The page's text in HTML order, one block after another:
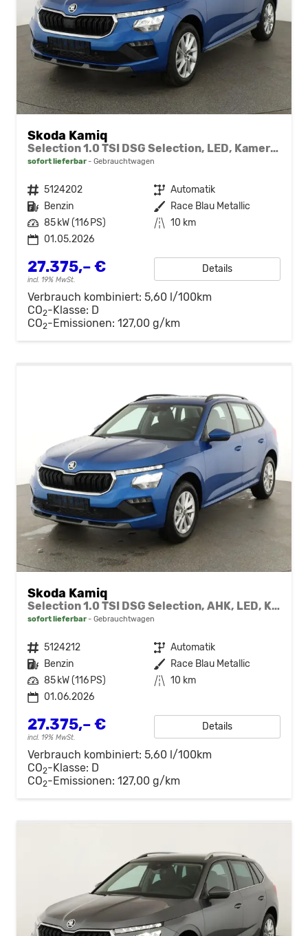
Skoda Kamiq
Selection 1.0 TSI DSG Selection, LED, Kamera, ACC, Side, Winter
sofort lieferbar Gebrauchtwagen
Fahrzeugnr. 5124202 Getriebe Automatik
Kraftstoff Benzin Außenfarbe Race Blau Metallic
Leistung 85 kW (116 PS) Kilometerstand 10 km
01.05.2026
27.375,– €
incl. 19% MwSt.
Details
Verbrauch kombiniert: 5,60 l/100km
CO2-Klasse: D
CO2-Emissionen: 127,00 g/km
Skoda Kamiq
Selection 1.0 TSI DSG Selection, AHK, LED, Kamera, Winter, 16-Zoll, 4 J.-Garantie
sofort lieferbar Gebrauchtwagen
Fahrzeugnr. 5124212 Getriebe Automatik
Kraftstoff Benzin Außenfarbe Race Blau Metallic
Leistung 85 kW (116 PS) Kilometerstand 10 km
01.06.2026
27.375,– €
incl. 19% MwSt.
Details
Verbrauch kombiniert: 5,60 l/100km
CO2-Klasse: D
CO2-Emissionen: 127,00 g/km